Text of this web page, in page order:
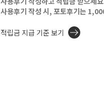
사용후기 작성 시, 포토후기는
적립금 지급 기준 보기